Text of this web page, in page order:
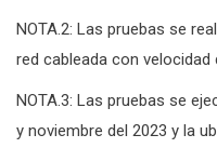
NOTA.2: Las pruebas se
red cableada con velocidad
NOTA.3: Las pruebas se
y noviembre del 2023 y la